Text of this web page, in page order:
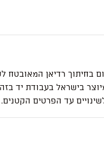
בחיתוך רדיאן המאובטח
מיוצר בישראל בעבודת יד